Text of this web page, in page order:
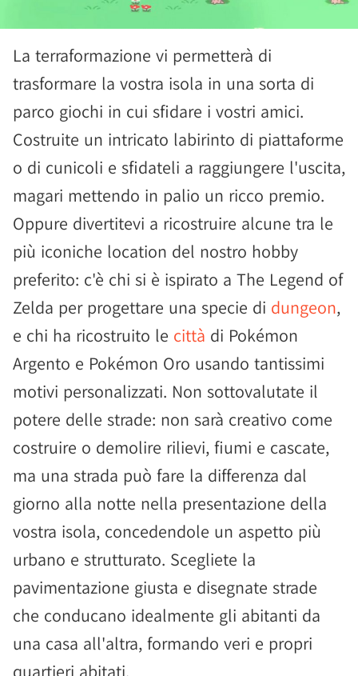
La terraformazione vi permetterà di
trasformare la vostra isola in una sorta di
parco giochi in cui sfidare i vostri amici.
Costruite un intricato labirinto di piattaforme
o di cunicoli e sfidateli a raggiungere l'uscita,
magari mettendo in palio un ricco premio.
Oppure divertitevi a ricostruire alcune tra le
più iconiche location del nostro hobby
preferito: c'è chi si è ispirato a The Legend of
Zelda per progettare una specie di dungeon,
e chi ha ricostruito le città di Pokémon
Argento e Pokémon Oro usando tantissimi
motivi personalizzati. Non sottovalutate il
potere delle strade: non sarà creativo come
costruire o demolire rilievi, fiumi e cascate,
ma una strada può fare la differenza dal
giorno alla notte nella presentazione della
vostra isola, concedendole un aspetto più
urbano e strutturato. Scegliete la
pavimentazione giusta e disegnate strade
che conducano idealmente gli abitanti da
una casa all'altra, formando veri e propri
quartieri abitati.